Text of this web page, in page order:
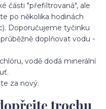
části "přefiltrovaná", ale
po několika hodinách
Doporučujeme tyčinku
doplňovat vodu -
vodě dodá minerální
za nový.
trochu